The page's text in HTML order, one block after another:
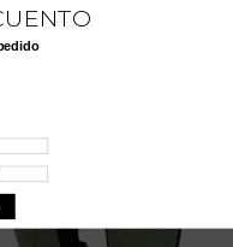
DE
BLANCAS